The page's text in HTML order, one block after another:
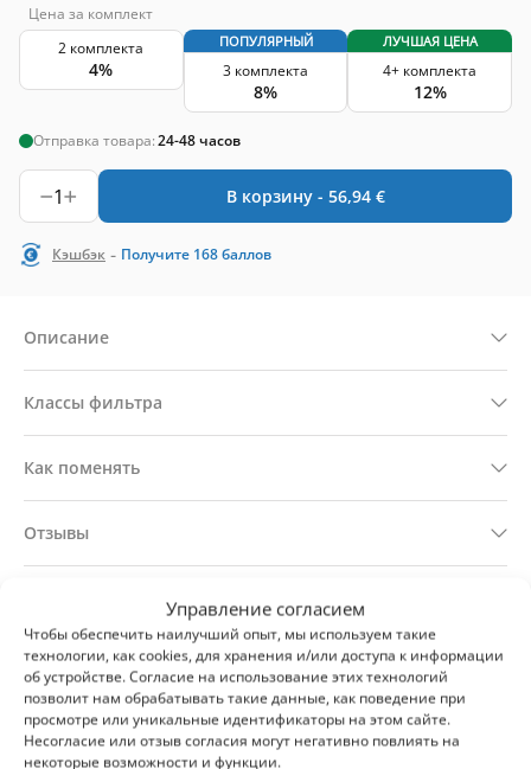
Управление согласием
Чтобы обеспечить наилучший опыт, мы используем такие
технологии, как cookies, для хранения и/или доступа к информации
об устройстве. Согласие на использование этих технологий
позволит нам обрабатывать такие данные, как поведение при
просмотре или уникальные идентификаторы на этом сайте.
Несогласие или отзыв согласия могут негативно повлиять на
некоторые возможности и функции.
Цена за комплект
2 комплекта
4%
ПОПУЛЯРНЫЙ
3 комплекта
8%
ЛУЧШАЯ ЦЕНА
4+ комплекта
12%
Отправка товара:24-48 часов
1 В корзину - 56,94 €
Кэшбэк - Получите 168баллов
Описание
Классы фильтра
Как поменять
Отзывы
Техническая информация
Доставка и возврат
Будьте в курсе!